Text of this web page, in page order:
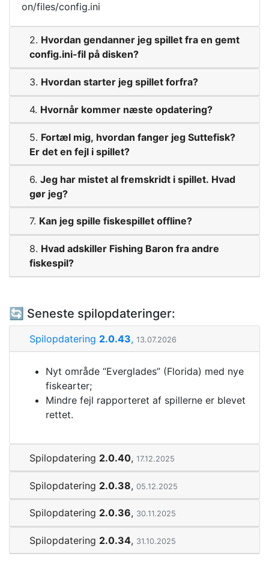
on/files/config.ini
2. Hvordan gendanner jeg spillet fra en gemt
config.ini-fil på disken?
3. Hvordan starter jeg spillet forfra?
4. Hvornår kommer næste opdatering?
5. Fortæl mig, hvordan fanger jeg Suttefisk?
Er det en fejl i spillet?
6. Jeg har mistet al fremskridt i spillet. Hvad
gør jeg?
7. Kan jeg spille fiskespillet offline?
8. Hvad adskiller Fishing Baron fra andre
fiskespil?
🔄 Seneste spilopdateringer:
Spilopdatering 2.0.43, 13.07.2026
Nyt område “Everglades” (Florida) med nye
fiskearter;
Mindre fejl rapporteret af spillerne er blevet
rettet.
Spilopdatering 2.0.40, 17.12.2025
Spilopdatering 2.0.38, 05.12.2025
Spilopdatering 2.0.36, 30.11.2025
Spilopdatering 2.0.34, 31.10.2025